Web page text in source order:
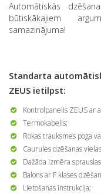
Automātiskās
būtiskākajiem
samazinājuma!
Standarta
ZEUS ietilpst:
Kontrolpanelis ZEUS ar
Termokabelis;
Rokas trauksmes poga
Caurules dzēšanas
Dažāda izmēra
Balons ar F klases
Lietošanas instrukcija;